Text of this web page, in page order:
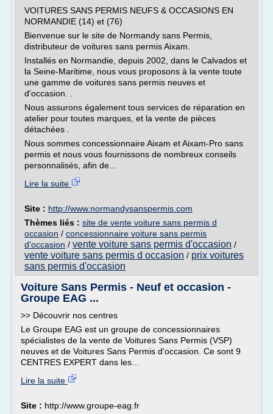
VOITURES SANS PERMIS NEUFS & OCCASIONS EN
NORMANDIE (14) et (76)
Bienvenue sur le site de Normandy sans Permis,
distributeur de voitures sans permis Aixam.
Installés en Normandie, depuis 2002, dans le Calvados et
la Seine-Maritime, nous vous proposons à la vente toute
une gamme de voitures sans permis neuves et
d'occasion. .
Nous assurons également tous services de réparation en
atelier pour toutes marques, et la vente de pièces
détachées .
Nous sommes concessionnaire Aixam et Aixam-Pro sans
permis et nous vous fournissons de nombreux conseils
personnalisés, afin de...
Lire la suite
Site : http://www.normandysanspermis.com
Thèmes liés : site de vente voiture sans permis d
occasion / concessionnaire voiture sans permis
d'occasion / vente voiture sans permis d'occasion /
vente voiture sans permis d occasion / prix voitures
sans permis d'occasion
Voiture Sans Permis - Neuf et occasion -
Groupe EAG ...
>> Découvrir nos centres
Le Groupe EAG est un groupe de concessionnaires
spécialistes de la vente de Voitures Sans Permis (VSP)
neuves et de Voitures Sans Permis d'occasion. Ce sont 9
CENTRES EXPERT dans les...
Lire la suite
Site : http://www.groupe-eag.fr